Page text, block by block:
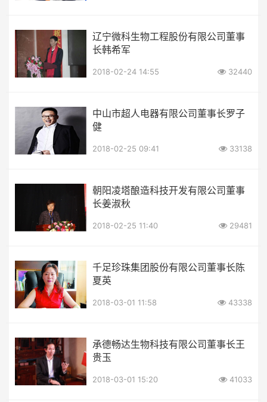
辽宁微科生物工程股份有限公司董事
长韩希军
2018-02-24 14:55 32440
中山市超人电器有限公司董事长罗子
健
2018-02-25 09:41 33138
朝阳凌塔酿造科技开发有限公司董事
长姜淑秋
2018-02-25 11:40 29481
千足珍珠集团股份有限公司董事长陈
夏英
2018-03-01 11:58 43338
承德畅达生物科技有限公司董事长王
贵玉
2018-03-01 15:20 41033